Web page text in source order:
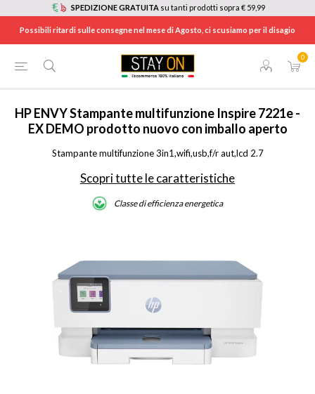
SPEDIZIONE GRATUITA su tanti prodotti sopra € 59,99
Possibili ritardi sulle consegne nel mese di Agosto, ci scusiamo per il disagio
0
INFORMATICA STAMPANTI E SCANNER STAMPANTI INKJET
HPENVY Stampante multifunzione Inspire 7221e -
EX DEMO prodotto nuovo con imballo aperto
Stampante multifunzione 3in1,wifi,usb,f/r aut,lcd 2.7
Scopri tutte le caratteristiche
Classe di efficienza energetica